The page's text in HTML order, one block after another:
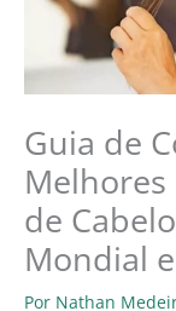
Guia de
Melhores
de
Mondial
Por Nathan